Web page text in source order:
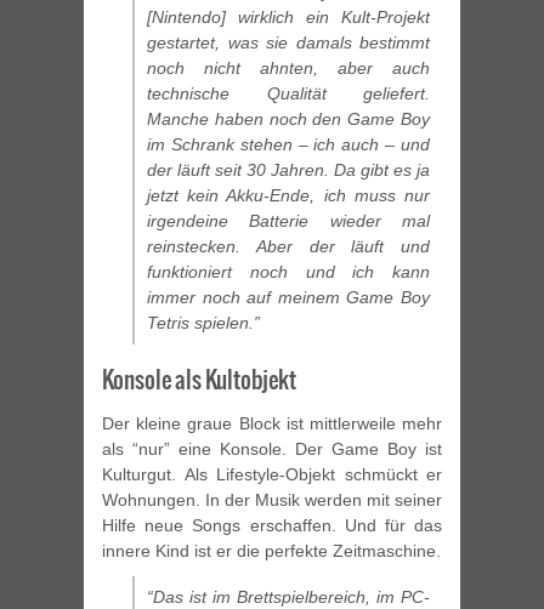
[Nintendo] wirklich ein Kult-Projekt
gestartet, was sie damals bestimmt
noch nicht ahnten, aber auch
technische Qualität geliefert.
Manche haben noch den Game Boy
im Schrank stehen – ich auch – und
der läuft seit 30 Jahren. Da gibt es ja
jetzt kein Akku-Ende, ich muss nur
irgendeine Batterie wieder mal
reinstecken. Aber der läuft und
funktioniert noch und ich kann
immer noch auf meinem Game Boy
Tetris spielen.”
Konsole als Kultobjekt
Der kleine graue Block ist mittlerweile mehr
als “nur” eine Konsole. Der Game Boy ist
Kulturgut. Als Lifestyle-Objekt schmückt er
Wohnungen. In der Musik werden mit seiner
Hilfe neue Songs erschaffen. Und für das
innere Kind ist er die perfekte Zeitmaschine.
“Das ist im Brettspielbereich, im PC-